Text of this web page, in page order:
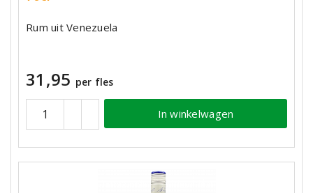
Rum uit Venezuela
31,95 per fles
In winkelwagen